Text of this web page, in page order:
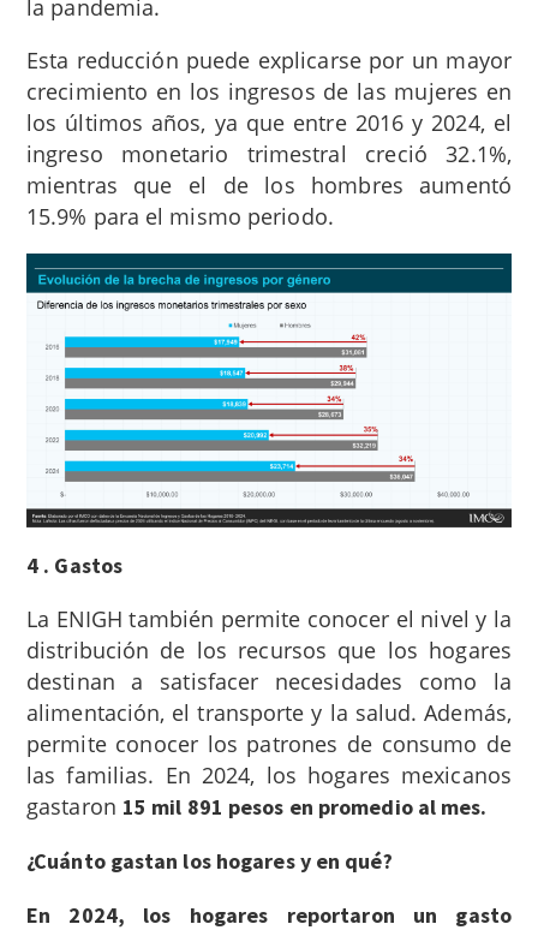
la pandemia.
Esta reducción puede explicarse por un mayor
crecimiento en los ingresos de las mujeres en
los últimos años, ya que entre 2016 y 2024, el
ingreso monetario trimestral creció 32.1%,
mientras que el de los hombres aumentó
15.9% para el mismo periodo.
4 . Gastos
La ENIGH también permite conocer el nivel y la
distribución de los recursos que los hogares
destinan a satisfacer necesidades como la
alimentación, el transporte y la salud. Además,
permite conocer los patrones de consumo de
las familias. En 2024, los hogares mexicanos
gastaron 15 mil 891 pesos en promedio al mes.
¿Cuánto gastan los hogares y en qué?
En 2024, los hogares reportaron un gasto